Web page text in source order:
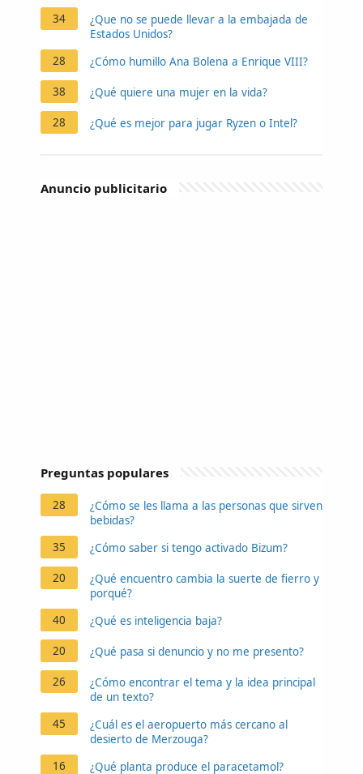
34
¿Que no se puede llevar a la embajada de
Estados Unidos?
28
¿Cómo humillo Ana Bolena a Enrique VIII?
38 ¿Qué quiere una mujer en la vida?
28 ¿Qué es mejor para jugar Ryzen o Intel?
Anuncio publicitario
Preguntas populares
28
¿Cómo se les llama a las personas que sirven
bebidas?
35
¿Cómo saber si tengo activado Bizum?
20
¿Qué encuentro cambia la suerte de fierro y
porqué?
40
¿Qué es inteligencia baja?
20 ¿Qué pasa si denuncio y no me presento?
26
¿Cómo encontrar el tema y la idea principal
de un texto?
45
¿Cuál es el aeropuerto más cercano al
desierto de Merzouga?
16
¿Qué planta produce el paracetamol?